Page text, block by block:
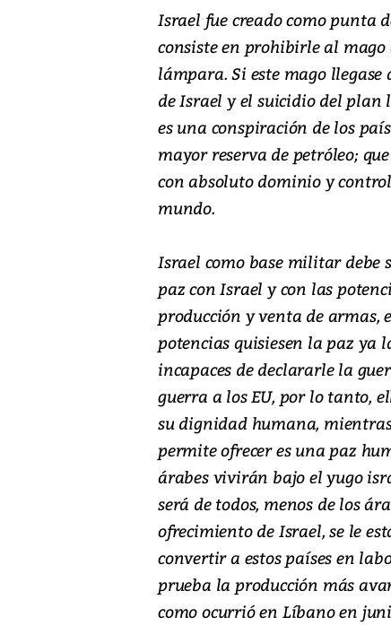
Israel fue creado como punta
consiste en prohibirle al mago
lámpara. Si este mago
de Israel y el suicidio del plan
es una conspiración de los
mayor reserva de petróleo;
con absoluto dominio y
mundo.
Israel como base militar debe
paz con Israel y con las
producción y venta de armas,
potencias quisiesen la paz ya
incapaces de declararle la
guerra a los EU, por lo tanto,
su dignidad humana,
permite ofrecer es una paz
árabes vivirán bajo el yugo
será de todos, menos de los
ofrecimiento de Israel, se le
convertir a estos países en
prueba la producción más
como ocurrió en Líbano en